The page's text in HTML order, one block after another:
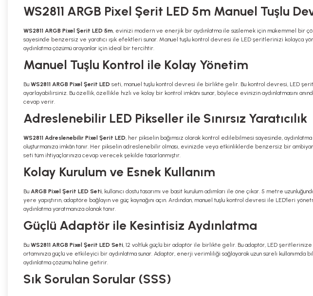
WS2811 ARGB Pixel Şerit LED 5m Manuel Tuşlu
WS2811 ARGB Pixel Şerit LED 5m, evinizi modern ve enerjik bir aydınlatma ile süslemek için mükemmel bir
sayesinde benzersiz ve yaratıcı ışık efektleri sunar. Manuel tuşlu kontrol devresi ile LED şeritlerinizi
aydınlatma çözümü arayanlar için ideal bir tercihtir.
Manuel Tuşlu Kontrol ile Kolay Yönetim
Bu WS2811 ARGB Pixel Şerit LED seti, manuel tuşlu kontrol devresi ile birlikte gelir. Bu kontrol devresi, LED
ayarlayabilirsiniz. Bu özellik, özellikle hızlı ve kolay bir kontrol imkânı sunar, böylece evinizin aydınlatmasını
cevap verir.
Adreslenebilir LED Pikseller ile Sınırsız Yaratıcılık
WS2811 Adreslenebilir Pixel Şerit LED, her pikselin bağımsız olarak kontrol edilebilmesi sayesinde, aydınlatma
oluşturmanıza imkân tanır. Her pikselin adreslenebilir olması, evinizde veya etkinliklerde benzersiz bir
seti tüm ihtiyaçlarınıza cevap verecek şekilde tasarlanmıştır.
Kolay Kurulum ve Esnek Kullanım
Bu ARGB Pixel Şerit LED Seti, kullanıcı dostu tasarımı ve basit kurulum adımları ile öne çıkar. 5 metre
yere yapıştırın, adaptöre bağlayın ve güç kaynağını açın. Ardından, manuel tuşlu kontrol devresi ile LED'leri
aydınlatma yaratmanıza olanak tanır.
Güçlü Adaptör ile Kesintisiz Aydınlatma
Bu WS2811 ARGB Pixel Şerit LED Seti, 12 voltluk güçlü bir adaptör ile birlikte gelir. Bu adaptör, LED
ortamınıza güçlü ve etkileyici bir aydınlatma sunar. Adaptör, enerji verimliliği sağlayarak uzun süreli
aydınlatma çözümü haline getirir.
Sık Sorulan Sorular (SSS)